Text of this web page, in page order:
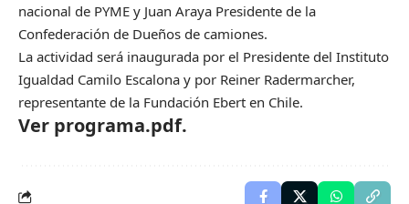
nacional de PYME y Juan Araya Presidente de la
Confederación de Dueños de camiones.
La actividad será inaugurada por el Presidente del Instituto
Igualdad Camilo Escalona y por Reiner Radermarcher,
representante de la Fundación Ebert en Chile.
Ver programa.pdf.